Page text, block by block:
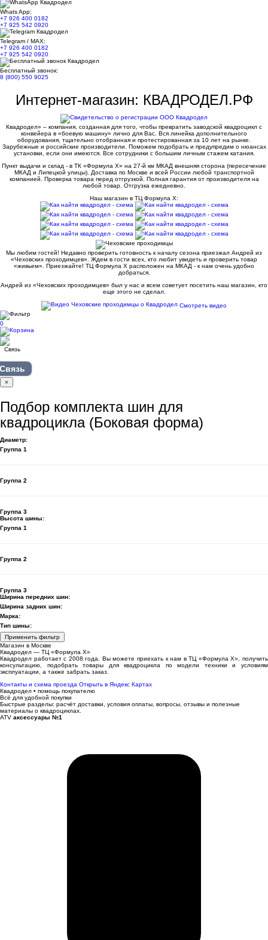
Whats App:
+7 926 400 0182
+7 925 542 0920
Telegram / MAX:
+7 926 400 0182
+7 925 542 0920
Бесплатный звонок:
8 (800) 550 9025
Интернет-магазин: КВАДРОДЕЛ.РФ
Квадродел» – компания, созданная для того, чтобы превратить заводской квадроцикл с
конвейера в «боевую машину» лично для Вас. Вся линейка дополнительного
оборудования, тщательно отобранная и протестированная за 10 лет на рынке.
Зарубежные и российские производители. Поможем подобрать и предупредим о нюансах
установки, если они имеются. Все сотрудники с большим личным стажем катания.
Пункт выдачи и склад - в ТК «Формула X» на 27-й км МКАД внешняя сторона (пересечение
МКАД и Липецкой улицы). Доставка по Москве и всей России любой транспортной
компанией. Проверка товара перед отгрузкой. Полная гарантия от производителя на
любой товар. Отгрузка ежедневно.
Наш магазин в ТЦ Формула Х:
Мы любим гостей! Недавно проверить готовность к началу сезона приезжал Андрей из
«Чеховских проходимцев». Ждем в гости всех, кто любит увидеть и проверить товар
«живьем». Приезжайте! ТЦ Формула Х расположен на МКАД - к нам очень удобно
добраться.
Андрей из «Чеховских проходимцев» был у нас и всем советует посетить наш магазин, кто
еще этого не сделал.
Смотреть видео
0
×
Подбор комплекта шин для
квадроцикла (Боковая форма)
Диаметр:
Группа 1
Группа 2
Группа 3
Высота шины:
Группа 1
Группа 2
Группа 3
Ширина передних шин:
Ширина задних шин:
Марка:
Тип шины:
Применить фильтр
Магазин в Москве
Квадродел — ТЦ «Формула Х»
Квадродел работает с 2008 года. Вы можете приехать к нам в ТЦ «Формула Х», получить
консультацию, подобрать товары для квадроцикла по модели техники и условиям
эксплуатации, а также забрать заказ.
Контакты и схема проезда Открыть в Яндекс Картах
Квадродел • помощь покупателю
Всё для удобной покупки
Быстрые разделы: расчёт доставки, условия оплаты, вопросы, отзывы и полезные
материалы о квадроциклах.
ATV аксессуары №1